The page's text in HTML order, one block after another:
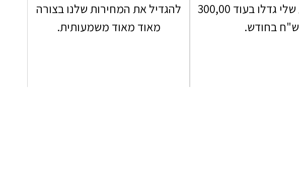
שהמכירות שלי גדלו בעוד 300,00
ש"ח בחודש.
להגדיל את המחירות שלנו בצורה
מאוד מאוד משמעותית.